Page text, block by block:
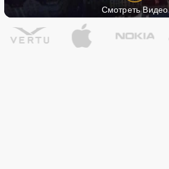
Смотреть Видео